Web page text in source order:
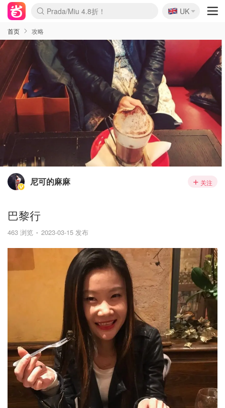
Prada/Miu 4.8折！
🇬🇧
UK
首页 攻略
尼可的麻麻 关注
巴黎行
463 浏览 2023-03-15 发布